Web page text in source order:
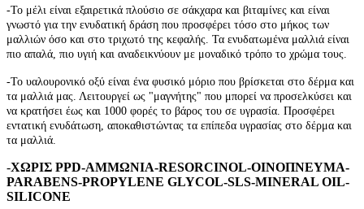
-Το μέλι είναι εξαιρετικά πλούσιο σε σάκχαρα και βιταμίνες και είναι
γνωστό για την ενυδατική δράση που προσφέρει τόσο στο μήκος των
μαλλιών όσο και στο τριχωτό της κεφαλής. Τα ενυδατωμένα μαλλιά είναι
πιο απαλά, πιο υγιή και αναδεικνύουν με μοναδικό τρόπο το χρώμα τους.
-Το υαλουρονικό οξύ είναι ένα φυσικό μόριο που βρίσκεται στο δέρμα και
τα μαλλιά μας. Λειτουργεί ως "μαγνήτης" που μπορεί να προσελκύσει και
να κρατήσει έως και 1000 φορές το βάρος του σε υγρασία. Προσφέρει
εντατική ενυδάτωση, αποκαθιστώντας τα επίπεδα υγρασίας στο δέρμα και
τα μαλλιά.
-ΧΩΡΙΣ PPD-ΑΜΜΩΝΙΑ-RESORCINOL-ΟΙΝΟΠΝΕΥΜΑ-
PARABENS-PROPYLENE GLYCOL-SLS-MINERAL OIL-
SILICONE